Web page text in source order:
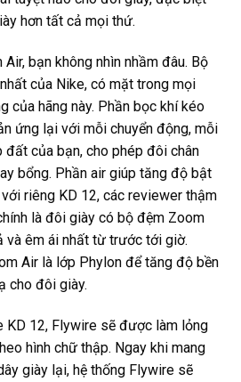
hơn tất cả mọi thứ.
Air, bạn không nhìn nhầm đâu. Bộ
của Nike, có mặt trong mọi
của hãng này. Phần bọc khí kéo
ứng lại với mỗi chuyển động, mỗi
đất của bạn, cho phép đôi chân
bổng. Phần air giúp tăng độ bật
riêng KD 12, các reviewer thậm
là đôi giày có bộ đệm Zoom
và êm ái nhất từ trước tới giờ.
Air là lớp Phylon để tăng độ bền
cho đôi giày.
KD 12, Flywire sẽ được làm lỏng
hình chữ thập. Ngay khi mang
giày lại, hệ thống Flywire sẽ